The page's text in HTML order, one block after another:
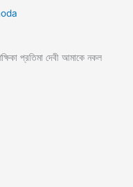
প্রতিমা দেবী আমাকে নকল